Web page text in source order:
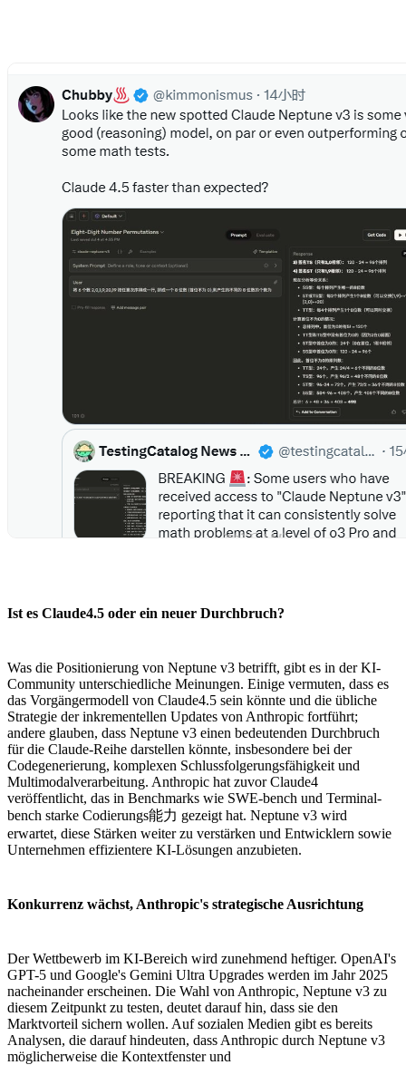
Ist es Claude4.5 oder ein neuer Durchbruch?
Was die Positionierung von Neptune v3 betrifft, gibt es in der KI-
Community unterschiedliche Meinungen. Einige vermuten, dass es
das Vorgängermodell von Claude4.5 sein könnte und die übliche
Strategie der inkrementellen Updates von Anthropic fortführt;
andere glauben, dass Neptune v3 einen bedeutenden Durchbruch
für die Claude-Reihe darstellen könnte, insbesondere bei der
Codegenerierung, komplexen Schlussfolgerungsfähigkeit und
Multimodalverarbeitung. Anthropic hat zuvor Claude4
veröffentlicht, das in Benchmarks wie SWE-bench und Terminal-
bench starke Codierungs能力 gezeigt hat. Neptune v3 wird
erwartet, diese Stärken weiter zu verstärken und Entwicklern sowie
Unternehmen effizientere KI-Lösungen anzubieten.
Konkurrenz wächst, Anthropic's strategische Ausrichtung
Der Wettbewerb im KI-Bereich wird zunehmend heftiger. OpenAI's
GPT-5 und Google's Gemini Ultra Upgrades werden im Jahr 2025
nacheinander erscheinen. Die Wahl von Anthropic, Neptune v3 zu
diesem Zeitpunkt zu testen, deutet darauf hin, dass sie den
Marktvorteil sichern wollen. Auf sozialen Medien gibt es bereits
Analysen, die darauf hindeuten, dass Anthropic durch Neptune v3
möglicherweise die Kontextfenster und